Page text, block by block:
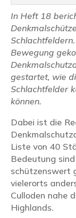
In Heft 18
Bewegung
gestartet, wie
Schlachtfelder
können.
Dabei ist die
Liste von 40
Bedeutung
schützenswert
vielerorts
Culloden nahe
Highlands.